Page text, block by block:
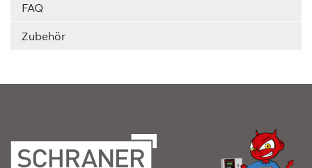
FAQ
Zubehör